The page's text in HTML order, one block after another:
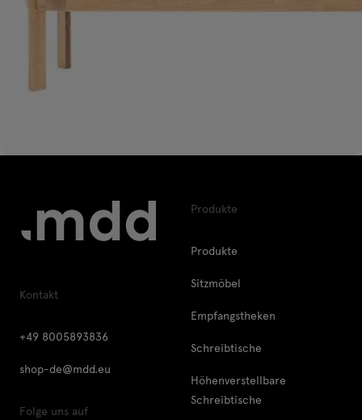
Kontakt
+49 8005893836
shop-de@mdd.eu
Folge uns auf
Produkte
Produkte
Sitzmöbel
Empfangstheken
Schreibtische
Höhenverstellbare
Schreibtische